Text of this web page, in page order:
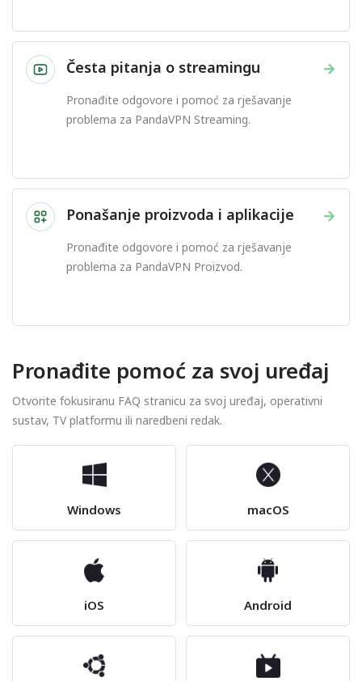
→
Česta pitanja o streamingu
Pronađite odgovore i pomoć za rješavanje
problema za PandaVPN Streaming.
→
Ponašanje proizvoda i aplikacije
Pronađite odgovore i pomoć za rješavanje
problema za PandaVPN Proizvod.
Pronađite pomoć za svoj uređaj
Otvorite fokusiranu FAQ stranicu za svoj uređaj, operativni
sustav, TV platformu ili naredbeni redak.
Windows macOS
iOS Android